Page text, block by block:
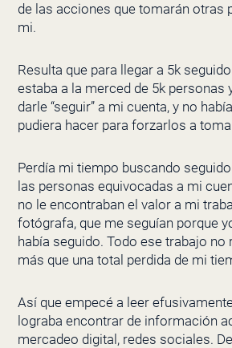
de las acciones que tomarán otras
mi.
Resulta que para llegar a 5k
estaba a la merced de 5k personas
darle “seguir” a mi cuenta, y no
pudiera hacer para forzarlos a
Perdía mi tiempo buscando
las personas equivocadas a mi
no le encontraban el valor a mi
fotógrafa, que me seguían porque
había seguido. Todo ese trabajo no
más que una total perdida de mi
Así que empecé a leer
lograba encontrar de información
mercadeo digital, redes sociales.